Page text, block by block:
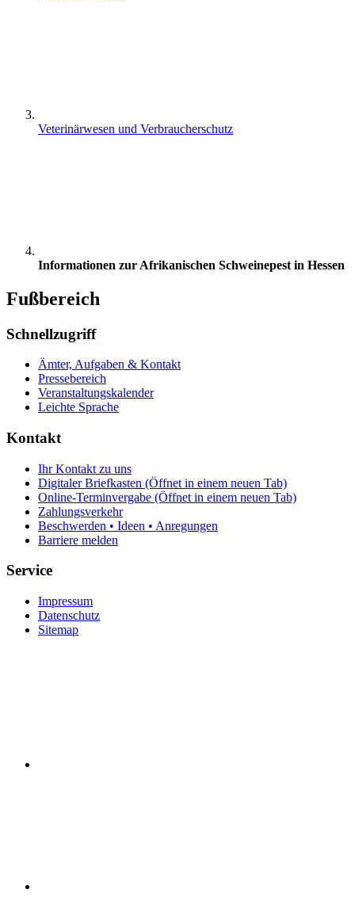
Veterinärwesen und Verbraucherschutz
Informationen zur Afrikanischen Schweinepest in Hessen
Fußbereich
Schnellzugriff
Ämter, Aufgaben & Kontakt
Pressebereich
Veranstaltungskalender
Leichte Sprache
Kontakt
Ihr Kontakt zu uns
Digitaler Briefkasten (Öffnet in einem neuen Tab)
Online-Terminvergabe (Öffnet in einem neuen Tab)
Zahlungsverkehr
Beschwerden • Ideen • Anregungen
Barriere melden
Service
Impressum
Datenschutz
Sitemap